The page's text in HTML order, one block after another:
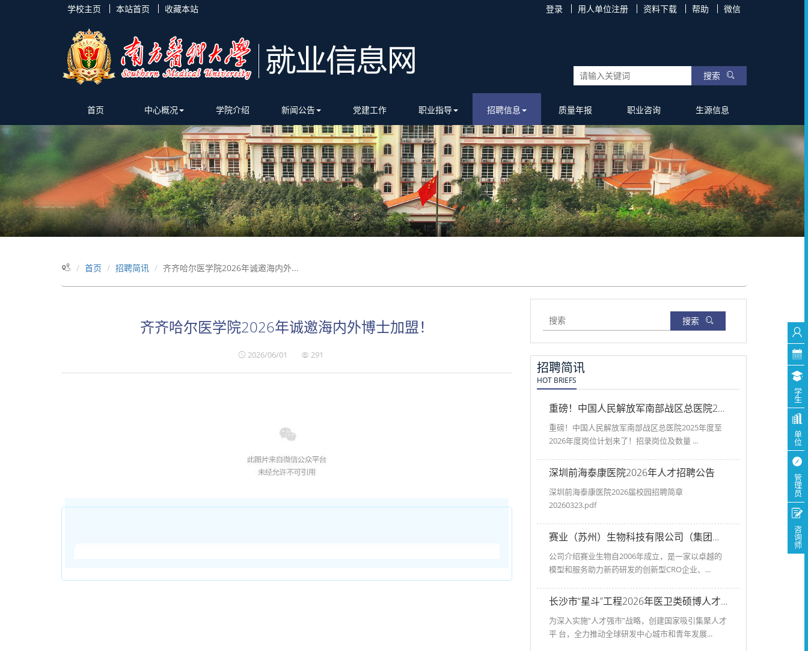
学校主页 本站首页 收藏本站 登录 用人单位注册 资料下载 帮助 微信
搜索
首页 中心概况 学院介绍 新闻公告 党建工作 职业指导 招聘信息 质量年报 职业咨询 生源信息
首页 招聘简讯 齐齐哈尔医学院2026年诚邀海内外...
齐齐哈尔医学院2026年诚邀海内外博士加盟！
2026/06/01 291
搜索
招聘简讯
HOT BRIEFS
重磅！中国人民解放军南部战区总医院2025年度至2026年度岗位计划来了！
重磅！中国人民解放军南部战区总医院2025年度至
2026年度岗位计划来了！招录岗位及数量 ...
深圳前海泰康医院2026年人才招聘公告
深圳前海泰康医院2026届校园招聘简章
20260323.pdf
赛业（苏州）生物科技有限公司（集团总部） 广州赛业百沐生物科技有限公司（分公司） 2025年秋季校园招聘简章
公司介绍赛业生物自2006年成立，是一家以卓越的
模型和服务助力新药研发的创新型CRO企业、...
长沙市“星斗”工程2026年医卫类硕博人才选拔公告
为深入实施“人才强市”战略，创建国家吸引集聚人才
平 台，全力推动全球研发中心城市和青年发展...
学生
单位
管理员
咨询师